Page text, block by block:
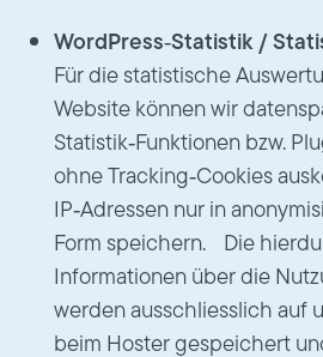
WordPress‑Statistik /
Für die statistische
Website können wir
Statistik‑Funktionen bzw.
ohne Tracking‑Cookies
IP‑Adressen nur in
Form speichern. Die
Informationen über die
werden ausschliesslich auf
beim Hoster gespeichert